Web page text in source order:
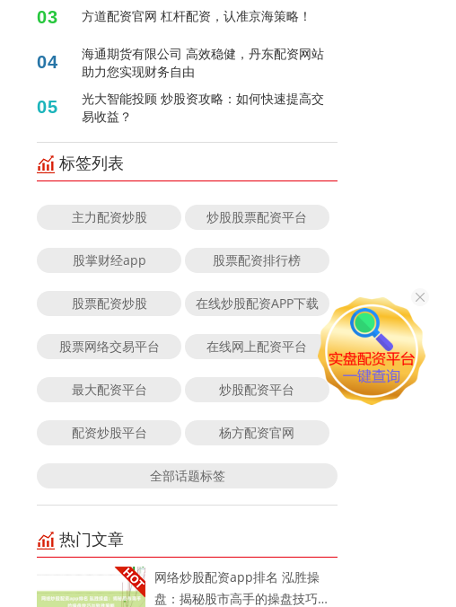
03 方道配资官网 杠杆配资，认准京海策略！
04
海通期货有限公司 高效稳健，丹东配资网站
助力您实现财务自由
05
光大智能投顾 炒股资攻略：如何快速提高交
易收益？
标签列表
主力配资炒股 炒股股票配资平台
股掌财经app 股票配资排行榜
股票配资炒股 在线炒股配资APP下载
股票网络交易平台 在线网上配资平台
最大配资平台 炒股配资平台
配资炒股平台 杨方配资官网
全部话题标签
热门文章
网络炒股配资app排名 泓胜操
盘：揭秘股市高手的操盘技巧与